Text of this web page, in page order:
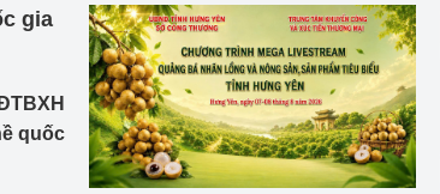
Bộ
gia
quốc